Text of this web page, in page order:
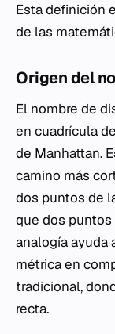
Esta definición
de las
Origen del
El nombre de
en cuadrícula
de Manhattan.
camino más
dos puntos de
que dos
analogía ayuda
métrica en
tradicional,
recta.